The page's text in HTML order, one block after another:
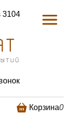
3104
Корзина0